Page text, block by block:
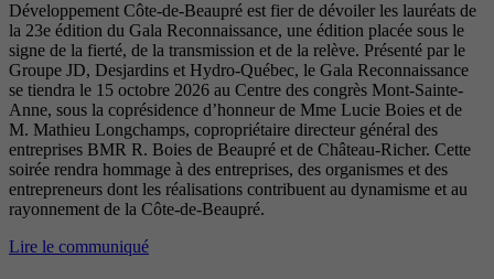
Développement Côte-de-Beaupré est fier de dévoiler les lauréats de
la 23e édition du Gala Reconnaissance, une édition placée sous le
signe de la fierté, de la transmission et de la relève. Présenté par le
Groupe JD, Desjardins et Hydro-Québec, le Gala Reconnaissance
se tiendra le 15 octobre 2026 au Centre des congrès Mont-Sainte-
Anne, sous la coprésidence d’honneur de Mme Lucie Boies et de
M. Mathieu Longchamps, copropriétaire directeur général des
entreprises BMR R. Boies de Beaupré et de Château-Richer. Cette
soirée rendra hommage à des entreprises, des organismes et des
entrepreneurs dont les réalisations contribuent au dynamisme et au
rayonnement de la Côte-de-Beaupré.
Lire le communiqué